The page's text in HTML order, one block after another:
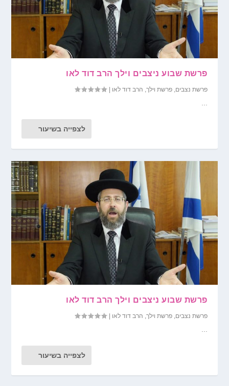
פרשת שבוע ניצבים וילך הרב דוד לאו
פרשת נצבים,פרשת וילך, הרב דוד לאו |
לצפייה בשיעור
פרשת שבוע ניצבים וילך הרב דוד לאו
פרשת נצבים,פרשת וילך, הרב דוד לאו |
לצפייה בשיעור